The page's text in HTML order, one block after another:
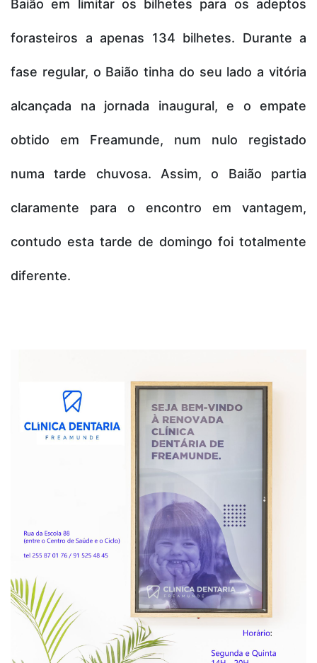
Baião em limitar os bilhetes para os adeptos
forasteiros a apenas 134 bilhetes. Durante a
fase regular, o Baião tinha do seu lado a vitória
alcançada na jornada inaugural, e o empate
obtido em Freamunde, num nulo registado
numa tarde chuvosa. Assim, o Baião partia
claramente para o encontro em vantagem,
contudo esta tarde de domingo foi totalmente
diferente.